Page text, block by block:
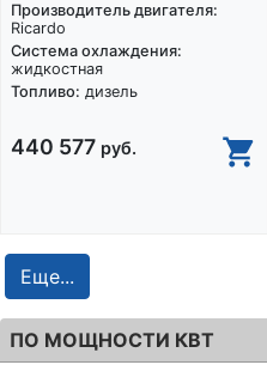
Производитель двигателя:
Ricardo
Система охлаждения:
жидкостная
Топливо: дизель
440 577 руб.
Еще...
ПО МОЩНОСТИ КВТ